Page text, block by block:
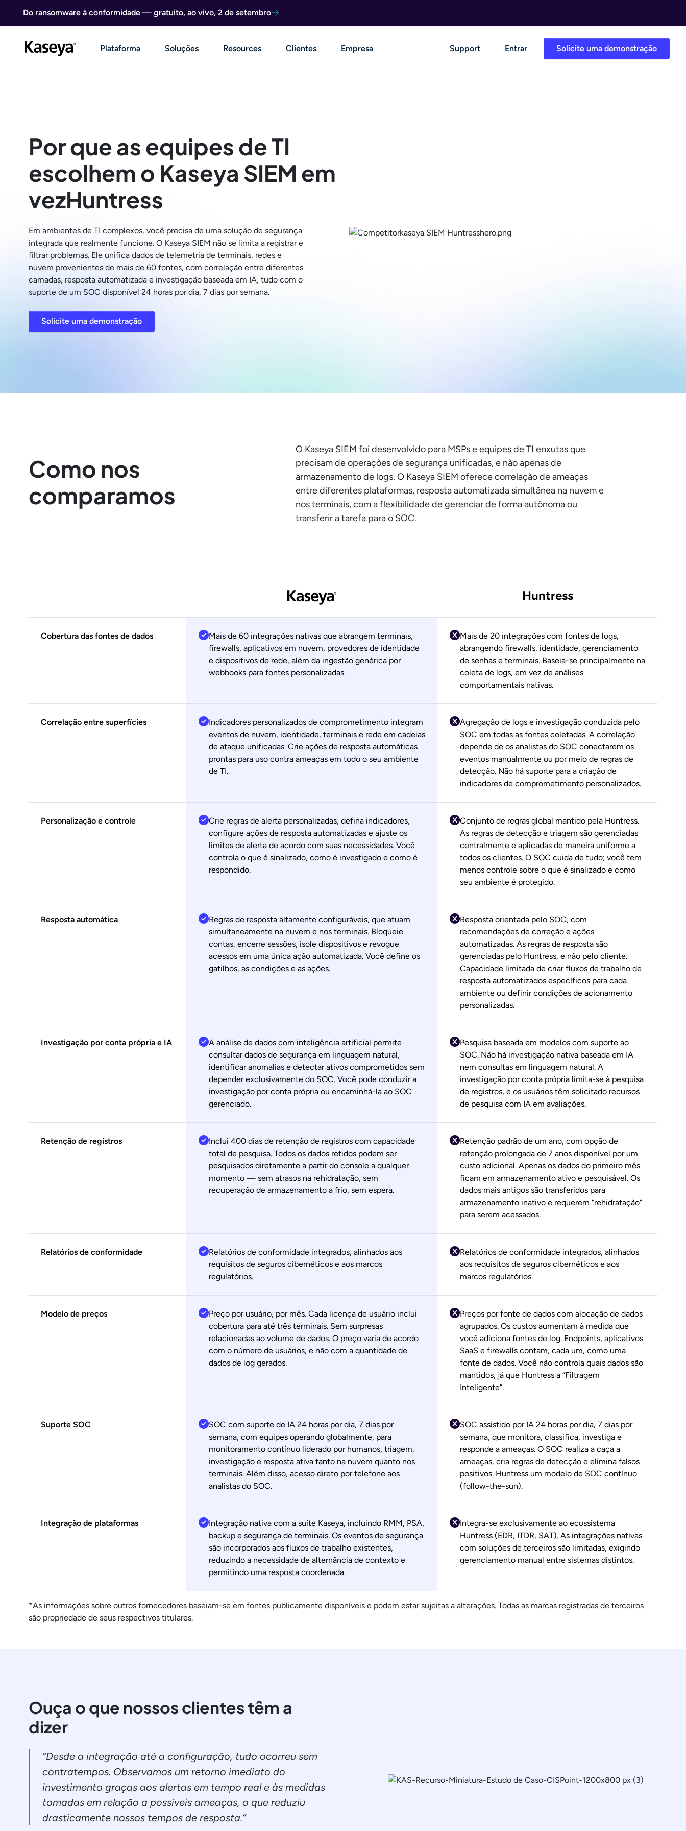
Do ransomware à conformidade — gratuito, ao vivo, 2 de setembro
Solicite uma demonstração
Plataforma Soluções Resources Clientes Empresa Support Entrar
Por que as equipes de TI
escolhem o Kaseya SIEM em
vezHuntress
Em ambientes de TI complexos, você precisa de uma solução de segurança
integrada que realmente funcione. O Kaseya SIEM não se limita a registrar e
filtrar problemas. Ele unifica dados de telemetria de terminais, redes e
nuvem provenientes de mais de 60 fontes, com correlação entre diferentes
camadas, resposta automatizada e investigação baseada em IA, tudo com o
suporte de um SOC disponível 24 horas por dia, 7 dias por semana.
Solicite uma demonstração
Como nos
comparamos
O Kaseya SIEM foi desenvolvido para MSPs e equipes de TI enxutas que
precisam de operações de segurança unificadas, e não apenas de
armazenamento de logs. O Kaseya SIEM oferece correlação de ameaças
entre diferentes plataformas, resposta automatizada simultânea na nuvem e
nos terminais, com a flexibilidade de gerenciar de forma autônoma ou
transferir a tarefa para o SOC.
Huntress
Cobertura das fontes de dados
Mais de 60 integrações nativas que abrangem terminais,
firewalls, aplicativos em nuvem, provedores de identidade
e dispositivos de rede, além da ingestão genérica por
webhooks para fontes personalizadas.
Mais de 20 integrações com fontes de logs,
abrangendo firewalls, identidade, gerenciamento
de senhas e terminais. Baseia-se principalmente na
coleta de logs, em vez de análises
comportamentais nativas.
Correlação entre superfícies
Indicadores personalizados de comprometimento integram
eventos de nuvem, identidade, terminais e rede em cadeias
de ataque unificadas. Crie ações de resposta automáticas
prontas para uso contra ameaças em todo o seu ambiente
de TI.
Agregação de logs e investigação conduzida pelo
SOC em todas as fontes coletadas. A correlação
depende de os analistas do SOC conectarem os
eventos manualmente ou por meio de regras de
detecção. Não há suporte para a criação de
indicadores de comprometimento personalizados.
Personalização e controle
Crie regras de alerta personalizadas, defina indicadores,
configure ações de resposta automatizadas e ajuste os
limites de alerta de acordo com suas necessidades. Você
controla o que é sinalizado, como é investigado e como é
respondido.
Conjunto de regras global mantido pela Huntress.
As regras de detecção e triagem são gerenciadas
centralmente e aplicadas de maneira uniforme a
todos os clientes. O SOC cuida de tudo; você tem
menos controle sobre o que é sinalizado e como
seu ambiente é protegido.
Resposta automática
Regras de resposta altamente configuráveis, que atuam
simultaneamente na nuvem e nos terminais. Bloqueie
contas, encerre sessões, isole dispositivos e revogue
acessos em uma única ação automatizada. Você define os
gatilhos, as condições e as ações.
Resposta orientada pelo SOC, com
recomendações de correção e ações
automatizadas. As regras de resposta são
gerenciadas pelo Huntress, e não pelo cliente.
Capacidade limitada de criar fluxos de trabalho de
resposta automatizados específicos para cada
ambiente ou definir condições de acionamento
personalizadas.
Investigação por conta própria e IA
A análise de dados com inteligência artificial permite
consultar dados de segurança em linguagem natural,
identificar anomalias e detectar ativos comprometidos sem
depender exclusivamente do SOC. Você pode conduzir a
investigação por conta própria ou encaminhá-la ao SOC
gerenciado.
Pesquisa baseada em modelos com suporte ao
SOC. Não há investigação nativa baseada em IA
nem consultas em linguagem natural. A
investigação por conta própria limita-se à pesquisa
de registros, e os usuários têm solicitado recursos
de pesquisa com IA em avaliações.
Retenção de registros
Inclui 400 dias de retenção de registros com capacidade
total de pesquisa. Todos os dados retidos podem ser
pesquisados diretamente a partir do console a qualquer
momento — sem atrasos na rehidratação, sem
recuperação de armazenamento a frio, sem espera.
Retenção padrão de um ano, com opção de
retenção prolongada de 7 anos disponível por um
custo adicional. Apenas os dados do primeiro mês
ficam em armazenamento ativo e pesquisável. Os
dados mais antigos são transferidos para
armazenamento inativo e requerem “rehidratação”
para serem acessados.
Relatórios de conformidade
Relatórios de conformidade integrados, alinhados aos
requisitos de seguros cibernéticos e aos marcos
regulatórios.
Relatórios de conformidade integrados, alinhados
aos requisitos de seguros cibernéticos e aos
marcos regulatórios.
Modelo de preços
Preço por usuário, por mês. Cada licença de usuário inclui
cobertura para até três terminais. Sem surpresas
relacionadas ao volume de dados. O preço varia de acordo
com o número de usuários, e não com a quantidade de
dados de log gerados.
Preços por fonte de dados com alocação de dados
agrupados. Os custos aumentam à medida que
você adiciona fontes de log. Endpoints, aplicativos
SaaS e firewalls contam, cada um, como uma
fonte de dados. Você não controla quais dados são
mantidos, já que Huntress a “Filtragem
Inteligente”.
Suporte SOC
SOC com suporte de IA 24 horas por dia, 7 dias por
semana, com equipes operando globalmente, para
monitoramento contínuo liderado por humanos, triagem,
investigação e resposta ativa tanto na nuvem quanto nos
terminais. Além disso, acesso direto por telefone aos
analistas do SOC.
SOC assistido por IA 24 horas por dia, 7 dias por
semana, que monitora, classifica, investiga e
responde a ameaças. O SOC realiza a caça a
ameaças, cria regras de detecção e elimina falsos
positivos. Huntress um modelo de SOC contínuo
(follow-the-sun).
Integração de plataformas
Integração nativa com a suíte Kaseya, incluindo RMM, PSA,
backup e segurança de terminais. Os eventos de segurança
são incorporados aos fluxos de trabalho existentes,
reduzindo a necessidade de alternância de contexto e
permitindo uma resposta coordenada.
Integra-se exclusivamente ao ecossistema
Huntress (EDR, ITDR, SAT). As integrações nativas
com soluções de terceiros são limitadas, exigindo
gerenciamento manual entre sistemas distintos.
*As informações sobre outros fornecedores baseiam-se em fontes publicamente disponíveis e podem estar sujeitas a alterações. Todas as marcas registradas de terceiros
são propriedade de seus respectivos titulares.
Ouça o que nossos clientes têm a
dizer
“Desde a integração até a configuração, tudo ocorreu sem
contratempos. Observamos um retorno imediato do
investimento graças aos alertas em tempo real e às medidas
tomadas em relação a possíveis ameaças, o que reduziu
drasticamente nossos tempos de resposta.”